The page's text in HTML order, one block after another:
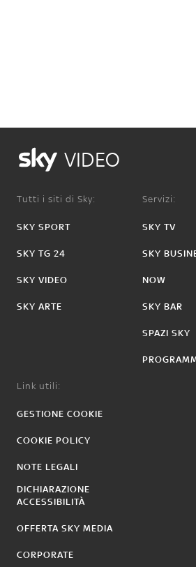
VIDEO
Tutti i siti di Sky:
SKY SPORT
SKY TG 24
SKY VIDEO
SKY ARTE
Servizi:
SKY TV
SKY
NOW
SKY BAR
SPAZI SKY
Link utili:
GESTIONE COOKIE
COOKIE POLICY
NOTE LEGALI
DICHIARAZIONE
ACCESSIBILITÀ
OFFERTA SKY MEDIA
CORPORATE